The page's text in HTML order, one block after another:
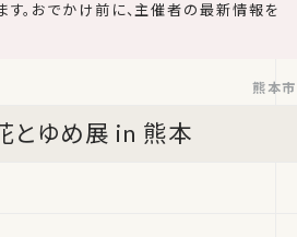
す。おでかけ前に、主催者の最新情報を
とゆめ展 in 熊本
熊本市